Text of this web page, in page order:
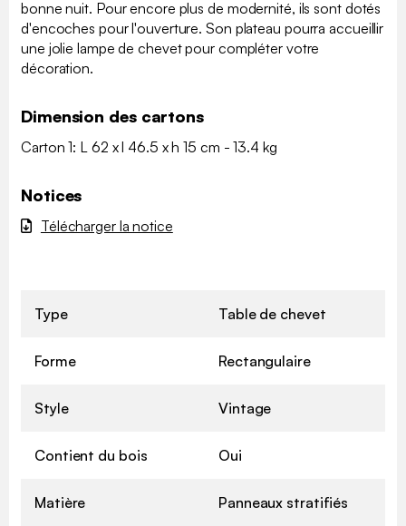
bonne nuit. Pour encore plus de modernité, ils sont dotés
d'encoches pour l'ouverture. Son plateau pourra accueillir
une jolie lampe de chevet pour compléter votre
décoration.
Dimension des cartons
Carton 1: L 62 x l 46.5 x h 15 cm - 13.4 kg
Notices
Télécharger la notice
Type Table de chevet
Forme Rectangulaire
Style Vintage
Contient du bois Oui
Matière Panneaux stratifiés